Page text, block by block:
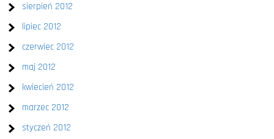
sierpień 2012
lipiec 2012
czerwiec 2012
maj 2012
kwiecień 2012
marzec 2012
styczeń 2012